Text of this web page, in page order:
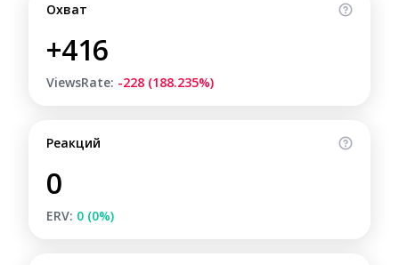
Охват
+416
ViewsRate: -228 (188.235%)
Реакций
0
ERV: 0 (0%)